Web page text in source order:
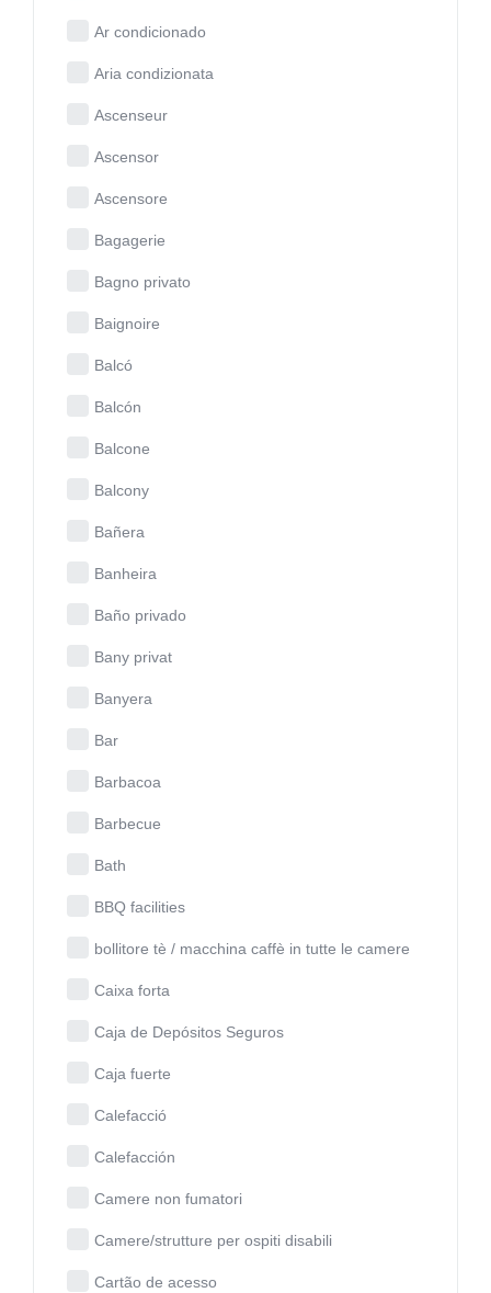
Ar condicionado
Aria condizionata
Ascenseur
Ascensor
Ascensore
Bagagerie
Bagno privato
Baignoire
Balcó
Balcón
Balcone
Balcony
Bañera
Banheira
Baño privado
Bany privat
Banyera
Bar
Barbacoa
Barbecue
Bath
BBQ facilities
bollitore tè / macchina caffè in tutte le camere
Caixa forta
Caja de Depósitos Seguros
Caja fuerte
Calefacció
Calefacción
Camere non fumatori
Camere/strutture per ospiti disabili
Cartão de acesso